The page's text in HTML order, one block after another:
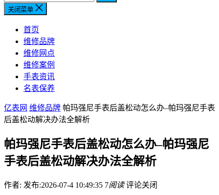
关闭菜单
首页
维修品牌
维修网点
维修案例
手表资讯
名表保养
亿表网 维修品牌 帕玛强尼手表后盖松动怎么办–帕玛强尼手表
后盖松动解决办法全解析
帕玛强尼手表后盖松动怎么办–帕玛强尼
手表后盖松动解决办法全解析
作者: 发布:2026-07-4 10:49:35 7阅读 评论关闭